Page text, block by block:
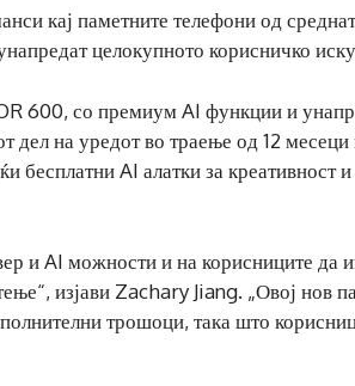
кај паметните телефони од
целокупното корисничко
600, со премиум AI функции и
дел на уредот во траење од 12 месеци
бесплатни AI алатки за креативност и
и AI можности и на корисниците да
изјави Zachary Jiang. „Овој нов
трошоци, така што